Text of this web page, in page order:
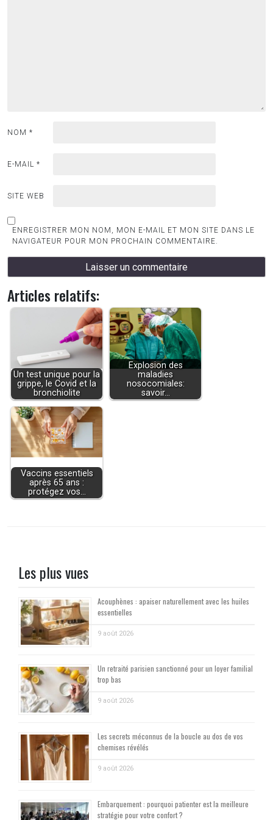
NOM *
E-MAIL *
SITE WEB
ENREGISTRER MON NOM, MON E-MAIL ET MON SITE DANS LE
NAVIGATEUR POUR MON PROCHAIN COMMENTAIRE.
Articles relatifs:
Un test unique pour la
grippe, le Covid et la
bronchiolite
Explosion des
maladies
nosocomiales:
savoir…
Vaccins essentiels
après 65 ans :
protégez vos…
Les plus vues
Acouphènes : apaiser naturellement avec les huiles
essentielles
9 août 2026
Un retraité parisien sanctionné pour un loyer familial
trop bas
9 août 2026
Les secrets méconnus de la boucle au dos de vos
chemises révélés
9 août 2026
Embarquement : pourquoi patienter est la meilleure
stratégie pour votre confort ?